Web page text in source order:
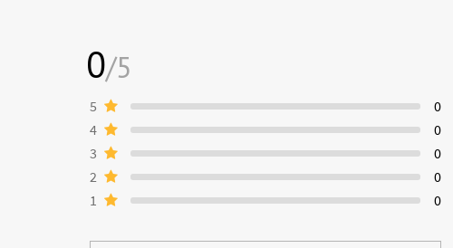
0/5
5
0
4
0
3
0
2
0
1
0